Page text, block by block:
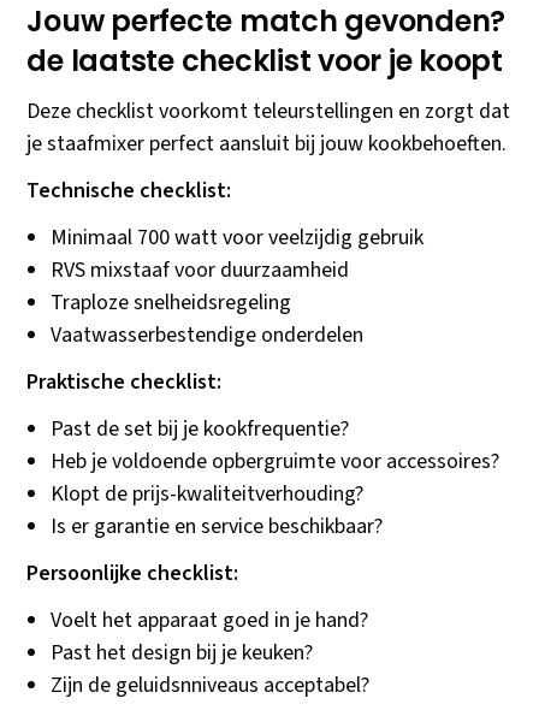
Jouw perfecte match gevonden?
de laatste checklist voor je koopt
Deze checklist voorkomt teleurstellingen en zorgt dat
je staafmixer perfect aansluit bij jouw kookbehoeften.
Technische checklist:
Minimaal 700 watt voor veelzijdig gebruik
RVS mixstaaf voor duurzaamheid
Traploze snelheidsregeling
Vaatwasserbestendige onderdelen
Praktische checklist:
Past de set bij je kookfrequentie?
Heb je voldoende opbergruimte voor accessoires?
Klopt de prijs-kwaliteitverhouding?
Is er garantie en service beschikbaar?
Persoonlijke checklist:
Voelt het apparaat goed in je hand?
Past het design bij je keuken?
Zijn de geluidsnniveaus acceptabel?